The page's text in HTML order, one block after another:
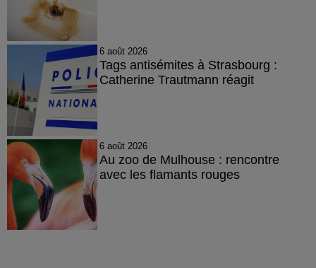
6 août 2026
Tags antisémites à Strasbourg :
Catherine Trautmann réagit
6 août 2026
Au zoo de Mulhouse : rencontre
avec les flamants rouges